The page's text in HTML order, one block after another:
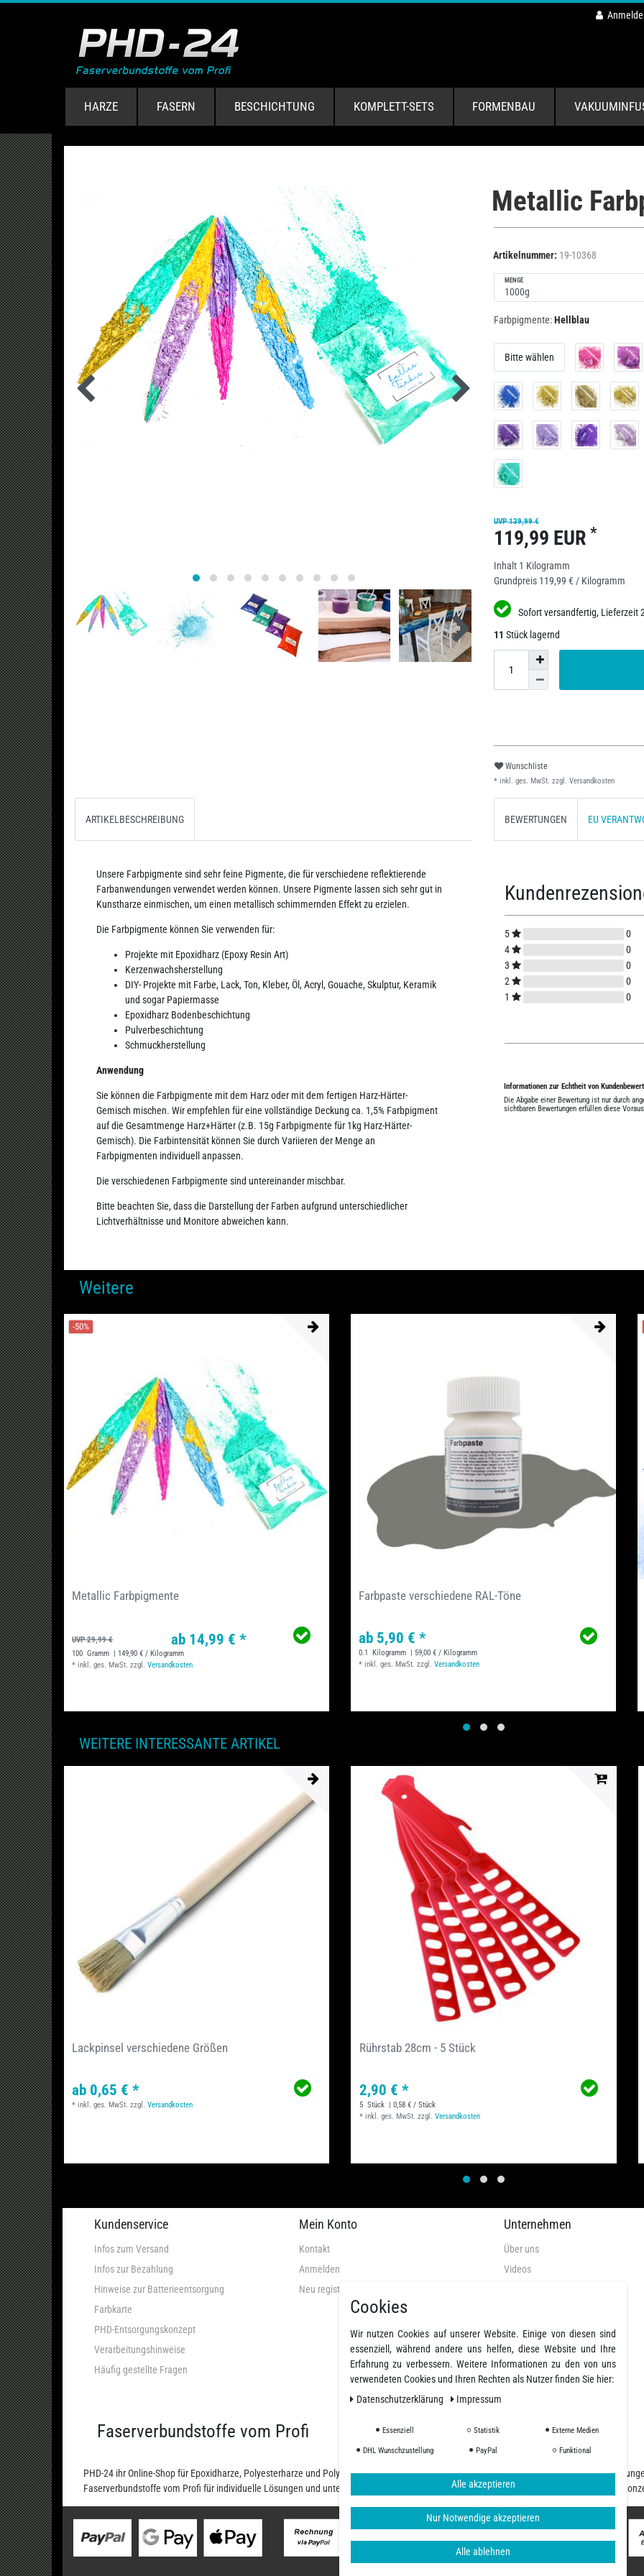
HARZE FASERN BESCHICHTUNG KOMPLETT-SETS FORMENBAU
Metallic
Artikelnummer: 19-10368
MENGE
Farbpigmente:Hellblau
Bitte wählen
UVP 139,99 €
119,99 EUR *
Inhalt 1 Kilogramm
Grundpreis 119,99 € / Kilogramm
Sofort versandfertig, Lieferzeit
11 Stück lagernd
Wunschliste
* inkl. ges. MwSt. zzgl. Versandkosten
ARTIKELBESCHREIBUNG
Unsere Farbpigmente sind sehr feine Pigmente, die für verschiedene reflektierende
Farbanwendungen verwendet werden können. Unsere Pigmente lassen sich sehr gut in
Kunstharze einmischen, um einen metallisch schimmernden Effekt zu erzielen.
Die Farbpigmente können Sie verwenden für:
Projekte mit Epoxidharz (Epoxy Resin Art)
Kerzenwachsherstellung
DIY- Projekte mit Farbe, Lack, Ton, Kleber, Öl, Acryl, Gouache, Skulptur, Keramik
und sogar Papiermasse
Epoxidharz Bodenbeschichtung
Pulverbeschichtung
Schmuckherstellung
Anwendung
Sie können die Farbpigmente mit dem Harz oder mit dem fertigen Harz-Härter-
Gemisch mischen. Wir empfehlen für eine vollständige Deckung ca. 1,5% Farbpigment
auf die Gesamtmenge Harz+Härter (z.B. 15g Farbpigmente für 1kg Harz-Härter-
Gemisch). Die Farbintensität können Sie durch Variieren der Menge an
Farbpigmenten individuell anpassen.
Die verschiedenen Farbpigmente sind untereinander mischbar.
Bitte beachten Sie, dass die Darstellung der Farben aufgrund unterschiedlicher
Lichtverhältnisse und Monitore abweichen kann.
BEWERTUNGEN EU
5
0
4
0
3
0
2
0
1
0
Informationen zur Echtheit von
Die Abgabe einer Bewertung ist nur durch
sichtbaren Bewertungen erfüllen diese
Weitere
-50%
Metallic Farbpigmente
UVP 29,99 € ab 14,99 € *
100 Gramm | 149,90 € / Kilogramm
*inkl. ges. MwSt. zzgl.Versandkosten
Farbpaste verschiedene RAL-Töne
ab 5,90 € *
0.1 Kilogramm | 59,00 € / Kilogramm
*inkl. ges. MwSt. zzgl.Versandkosten
WEITERE INTERESSANTE ARTIKEL
Lackpinsel verschiedene Größen
ab 0,65 € *
*inkl. ges. MwSt. zzgl.Versandkosten
Rührstab 28cm - 5 Stück
2,90 € *
5 Stück
| 0,58 € / Stück
* inkl. ges. MwSt. zzgl. Versandkosten
Kundenservice
Infos zum Versand
Infos zur Bezahlung
Hinweise zur Batterieentsorgung
Farbkarte
PHD-Entsorgungskonzept
Verarbeitungshinweise
Häufig gestellte Fragen
Mein Konto
Kontakt
Anmelden
Neu registrieren
Unternehmen
Über uns
Videos
Widerrufsrecht
Widerrufsformular
Impressum
Faserverbundstoffe vom Profi
PHD-24 ihr Online-Shop für Epoxidharze, Polyesterharze und Polyurethanharze und einer großen Auswahl an Fasern, Geweben,
Faserverbundstoffe vom Profi für individuelle Lösungen und unterschiedliche Ansprüche, unser Team begleitet Sie von der Planung und
Cookies
Wir nutzen Cookies auf unserer Website. Einige von diesen sind
essenziell, während andere uns helfen, diese Website und Ihre
Erfahrung zu verbessern. Weitere Informationen zu den von uns
verwendeten Cookies und Ihren Rechten als Nutzer finden Sie hier:
Daten­schutz­erklärung
Impressum
Essenziell Statistik Externe Medien
DHL Wunschzustellung PayPal Funktional
Alle akzeptieren
Nur Notwendige akzeptieren
Alle ablehnen